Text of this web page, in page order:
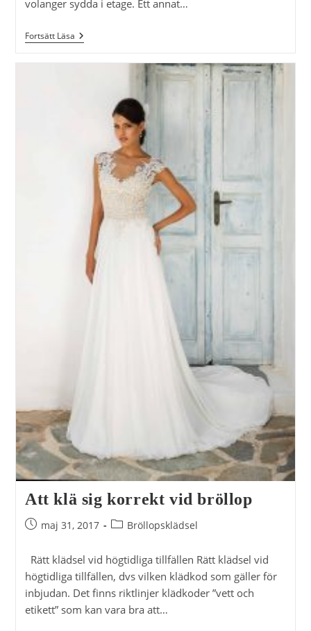
volanger sydda i etage. Ett annat…
Fortsätt LäsaBrudklännings
Trender
Att klä sig korrekt vid bröllop
Inläggetmaj 31, 2017 Inläggskategori:
Bröllopsklädsel
Rätt klädsel vid högtidliga tillfällen Rätt klädsel vid
högtidliga tillfällen, dvs vilken klädkod som gäller för
inbjudan. Det finns riktlinjer klädkoder ”vett och
etikett” som kan vara bra att…